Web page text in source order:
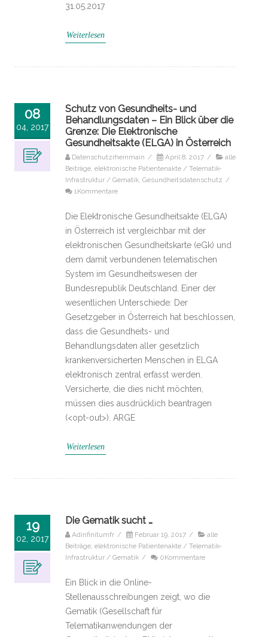
31.05.2017
Weiterlesen
08
04, 2017
Schutz von Gesundheits- und
Behandlungsdaten – Ein Blick über die
Grenze: Die Elektronische
Gesundheitsakte (ELGA) in Österreich
Datenschutzrheinmain / April 8, 2017 /
alle
Beiträge elektronische Patientenakte / Telematik-
Infrastruktur / Gematik Gesundheitsdatenschutz /
1Kommentare
Die Elektronische Gesundheitsakte (ELGA)
in Österreich ist vergleichbar mit der
elektronischen Gesundheitskarte (eGk) und
dem damit verbundenen telematischen
System im Gesundheitswesen der
Bundesrepublik Deutschland. Einer der
wesentlichen Unterschiede: Der
Gesetzgeber in Österreich hat beschlossen,
dass die Gesundheits- und
Behandlungsdaten aller gesetzlich
krankenversicherten Menschen in ELGA
elektronisch zentral erfasst werden.
Versicherte, die dies nicht möchten,
müssen dies ausdrücklich beantragen
(<opt-out>). ARGE
Weiterlesen
19
02, 2017
Die Gematik sucht …
Adinfinitumfr / Februar 19, 2017 /
alle
Beiträge elektronische Patientenakte / Telematik-
Infrastruktur / Gematik / 0Kommentare
Ein Blick in die Online-
Stellenausschreibungen zeigt, wo die
Gematik (Gesellschaft für
Telematikanwendungen der